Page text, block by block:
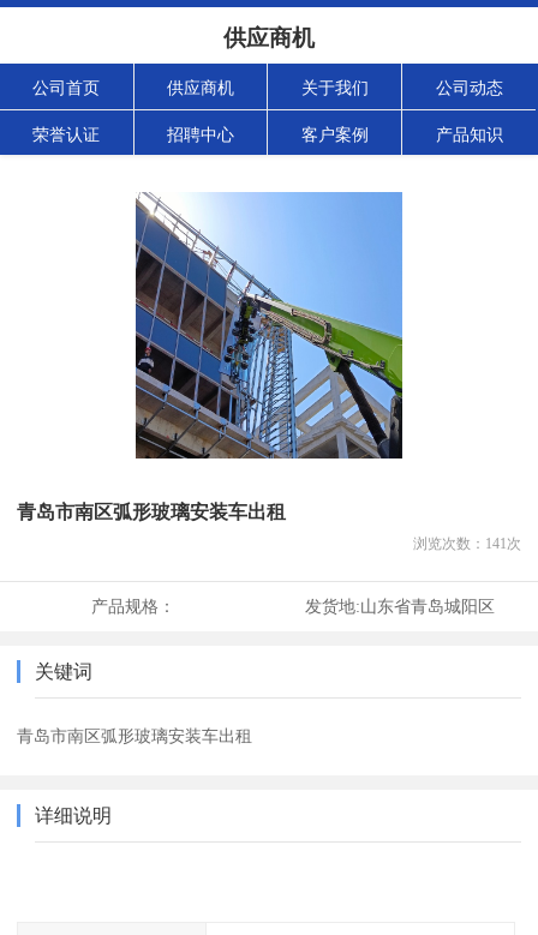
供应商机
公司首页 供应商机 关于我们 公司动态
荣誉认证 招聘中心 客户案例 产品知识
青岛市南区弧形玻璃安装车出租
浏览次数： 141次
产品规格： 发货地:山东省青岛城阳区
关键词
青岛市南区弧形玻璃安装车出租
详细说明